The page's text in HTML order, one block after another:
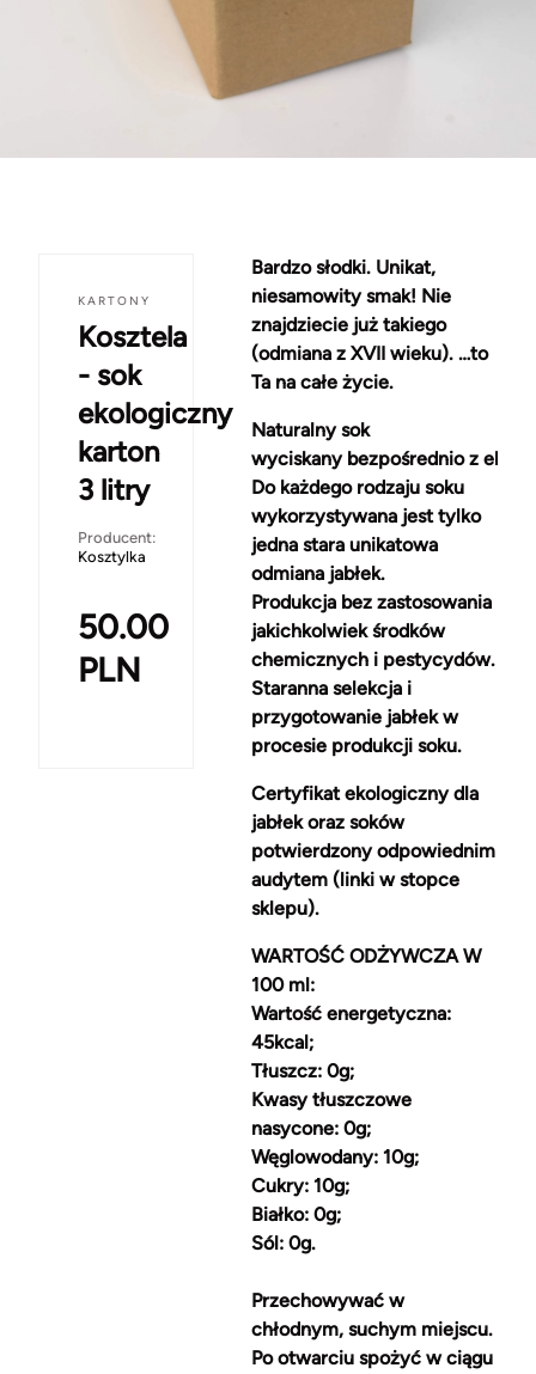
KARTONY
Kosztela
- sok
ekologiczny
karton
3 litry
Producent:
Kosztylka
50.00
PLN
Bardzo słodki. Unikat,
niesamowity smak! Nie
znajdziecie już takiego
(odmiana z XVII wieku). …to
Ta na całe życie.
Naturalny sok
wyciskany bezpośrednio z
Do każdego rodzaju soku
wykorzystywana jest tylko
jedna stara unikatowa
odmiana jabłek.
Produkcja bez zastosowania
jakichkolwiek środków
chemicznych i pestycydów.
Staranna selekcja i
przygotowanie jabłek w
procesie produkcji soku.
Certyfikat ekologiczny dla
jabłek oraz soków
potwierdzony odpowiednim
audytem (linki w stopce
sklepu).
WARTOŚĆ ODŻYWCZA W
100 ml:
Wartość energetyczna:
45kcal;
Tłuszcz: 0g;
Kwasy tłuszczowe
nasycone: 0g;
Węglowodany: 10g;
Cukry: 10g;
Białko: 0g;
Sól: 0g.
Przechowywać w
chłodnym, suchym miejscu.
Po otwarciu spożyć w ciągu